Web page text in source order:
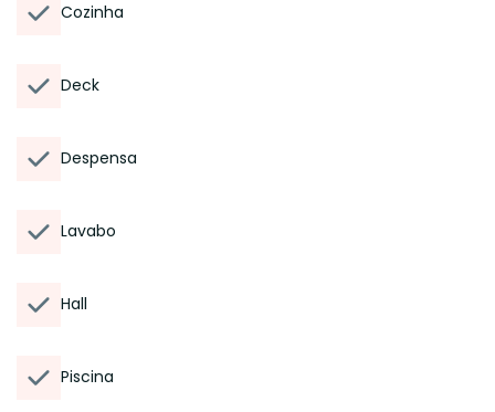
Cozinha
Deck
Despensa
Lavabo
Hall
Piscina